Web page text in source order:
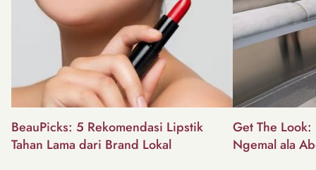
BeauPicks: 5 Rekomendasi Lipstik
Tahan Lama dari Brand Lokal
Get The
Ngemal ala